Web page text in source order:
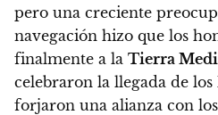
pero una creciente
navegación hizo que los
finalmente a la Tierra
celebraron la llegada de los
forjaron una alianza con